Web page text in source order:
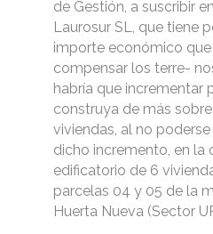
de Gestión, a suscribir
Laurosur SL, que tiene
importe económico
compensar los terre-
habría que incrementar
construya de más
viviendas, al no
dicho incremento, en
edificatorio de 6
parcelas 04 y 05 de la
Huerta Nueva (Sector